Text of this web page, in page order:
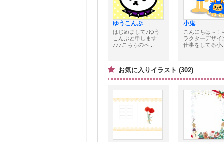
ゆうこんぶ
はじめまして♪ゆう
こんぶと申します
♪♪♪こちらのペ...
小鬼
こんにちは～！
ラクターデザイ
仕事をしてる小
お気に入りイラスト (302)